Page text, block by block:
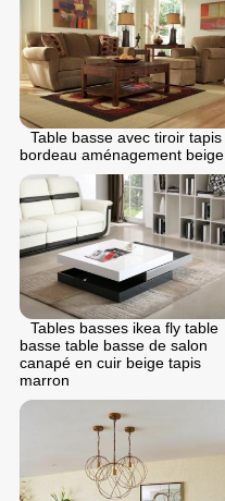
Table basse avec tiroir tapis
bordeau aménagement beige
Tables basses ikea fly table
basse table basse de salon
canapé en cuir beige tapis
marron